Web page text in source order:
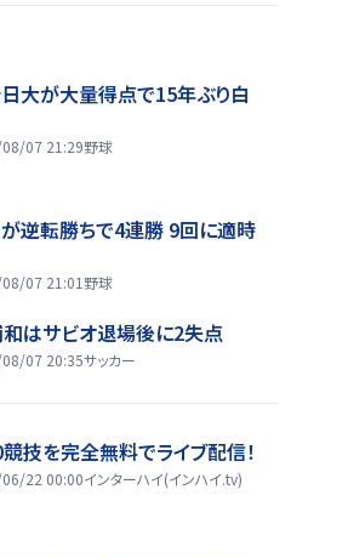
大が大量得点で15年ぶり白
07 21:29野球
逆転勝ちで4連勝 9回に適時
07 21:01 野球
はサビオ退場後に2失点
07 20:35サッカー
技を完全無料でライブ配信！
22 00:00インターハイ(インハイ.tv)